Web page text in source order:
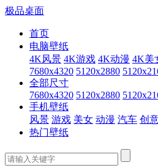
极品桌面
首页
电脑壁纸
4K风景 4K游戏 4K动漫 4K美
7680x4320 5120x2880
全部尺寸
7680x4320 5120x2880
手机壁纸
风景 游戏 美女 动漫 汽车 创
热门壁纸